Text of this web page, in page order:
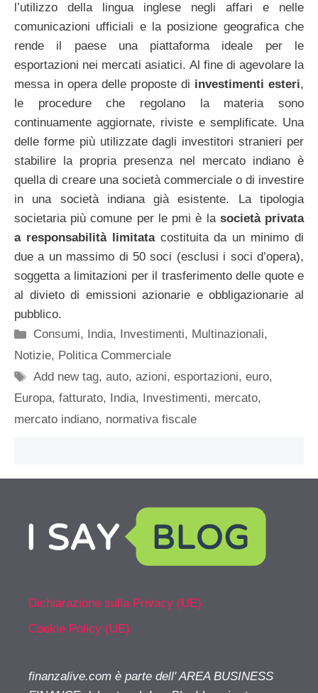
l’utilizzo della lingua inglese negli affari e nelle
comunicazioni ufficiali e la posizione geografica che
rende il paese una piattaforma ideale per le
esportazioni nei mercati asiatici. Al fine di agevolare la
messa in opera delle proposte di investimenti esteri,
le procedure che regolano la materia sono
continuamente aggiornate, riviste e semplificate. Una
delle forme più utilizzate dagli investitori stranieri per
stabilire la propria presenza nel mercato indiano è
quella di creare una società commerciale o di investire
in una società indiana già esistente. La tipologia
societaria più comune per le pmi è la società privata
a responsabilità limitatacostituita da un minimo di
due a un massimo di 50 soci (esclusi i soci d’opera),
soggetta a limitazioni per il trasferimento delle quote e
al divieto di emissioni azionarie e obbligazionarie al
pubblico.
Categorie
Consumi, India, Investimenti, Multinazionali,
Notizie, Politica Commerciale
Tag
Add new tag,auto,azioni,esportazioni,euro,
Europa, fatturato, India, Investimenti, mercato,
mercato indiano, normativa fiscale
Dichiarazione sulla Privacy (UE)
Cookie Policy (UE)
finanzalive.com è parte dell' AREA BUSINESS